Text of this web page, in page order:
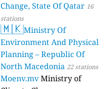
Change, State Of Qatar 16
stations
🇲🇰Ministry Of
Environment And Physical
Planning – Republic Of
North Macedonia 22 stations
Moenv.mvMinistry of